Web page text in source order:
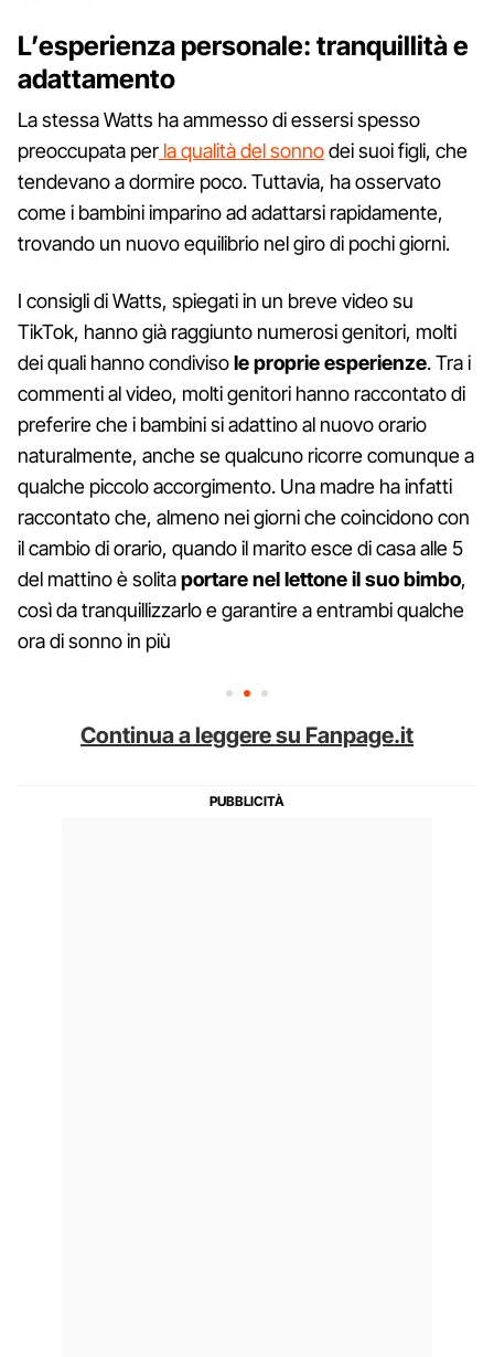
L’esperienza personale: tranquillità e
adattamento
La stessa Watts ha ammesso di essersi spesso
preoccupata per la qualità del sonnodei suoi figli, che
tendevano a dormire poco. Tuttavia, ha osservato
come i bambini imparino ad adattarsi rapidamente,
trovando un nuovo equilibrio nel giro di pochi giorni.
I consigli di Watts, spiegati in un breve video su
TikTok, hanno già raggiunto numerosi genitori, molti
dei quali hanno condivisole proprie esperienze. Tra i
commenti al video, molti genitori hanno raccontato di
preferire che i bambini si adattino al nuovo orario
naturalmente, anche se qualcuno ricorre comunque a
qualche piccolo accorgimento. Una madre ha infatti
raccontato che, almeno nei giorni che coincidono con
il cambio di orario, quando il marito esce di casa alle 5
del mattino è solitaportare nel lettone il suo bimbo,
così da tranquillizzarlo e garantire a entrambi qualche
ora di sonno in più
Continua a leggere su Fanpage.it